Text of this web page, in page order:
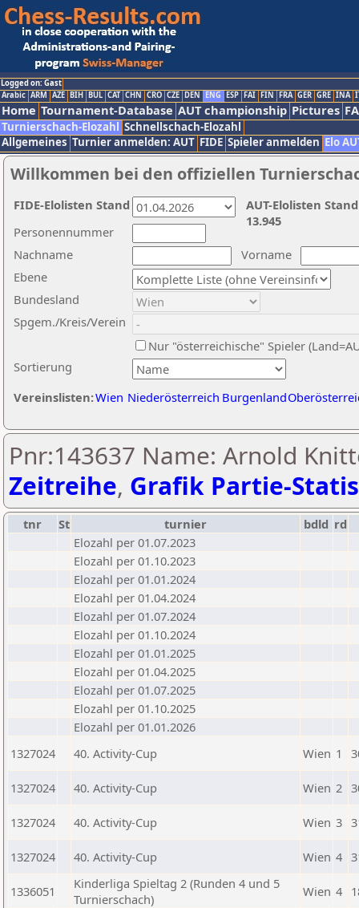
Logged on: Gast
Arabic ARM AZE BIH BUL CAT CHN CRO CZE DEN ENG ESP FAI FIN FRA GER GRE INA
Home Tournament-Database AUT championship Pictures
Turnierschach-Elozahl Schnellschach-Elozahl
Allgemeines Turnier anmelden: AUT FIDE Spieler anmelden Elo
Willkommen bei den offiziellen
Nachname
Vorname
Ebene
Sortierung
Personennummer
Bundesland
Spgem./Kreis/Verein
Nur "österreichische" Spieler
Vereinslisten:Wien Niederösterreich Burgenland
AUT-Elolisten
13.945
FIDE-Elolisten Stand
Pnr:143637 Name: Arnold
Zeitreihe, Grafik Partie-
tnr St turnier bdld rd
Elozahl per 01.07.2023
Elozahl per 01.10.2023
Elozahl per 01.01.2024
Elozahl per 01.04.2024
Elozahl per 01.07.2024
Elozahl per 01.10.2024
Elozahl per 01.01.2025
Elozahl per 01.04.2025
Elozahl per 01.07.2025
Elozahl per 01.10.2025
Elozahl per 01.01.2026
1327024
40. Activity-Cup Wien 1
1327024 40. Activity-Cup Wien 2
1327024 40. Activity-Cup Wien 3
1327024 40. Activity-Cup Wien 4
1336051
Kinderliga Spieltag 2 (Runden 4 und 5
Turnierschach)
Wien 4